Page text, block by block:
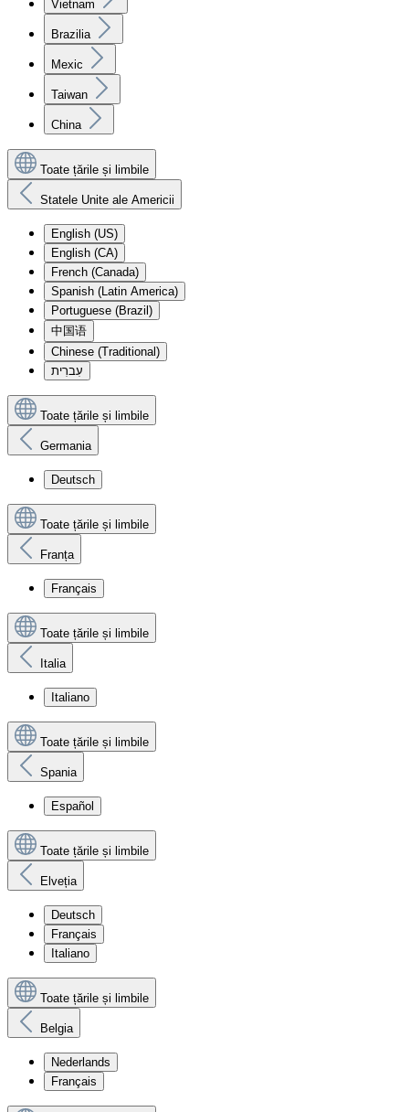
Vietnam
Brazilia
Mexic
Taiwan
China
Toate țările și limbile
Statele Unite ale Americii
English (US)
English (CA)
French (Canada)
Spanish (Latin America)
Portuguese (Brazil)
中国语
Chinese (Traditional)
עִברִית
Toate țările și limbile
Germania
Deutsch
Toate țările și limbile
Franța
Français
Toate țările și limbile
Italia
Italiano
Toate țările și limbile
Spania
Español
Toate țările și limbile
Elveția
Deutsch
Français
Italiano
Toate țările și limbile
Belgia
Nederlands
Français